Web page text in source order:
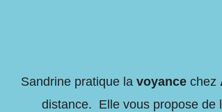
Sandrine pratique la voyance chez
distance. Elle vous propose de